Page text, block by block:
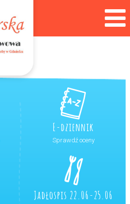
E-dziennik
Sprawdź oceny
Jadłospis 22.06-25.06